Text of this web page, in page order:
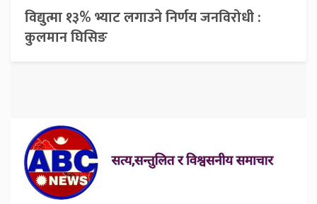
विद्युत्मा १३% भ्याट लगाउने निर्णय जनविरोधी :
कुलमान घिसिङ